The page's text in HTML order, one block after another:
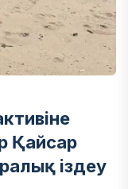
Қайсар
іздеу